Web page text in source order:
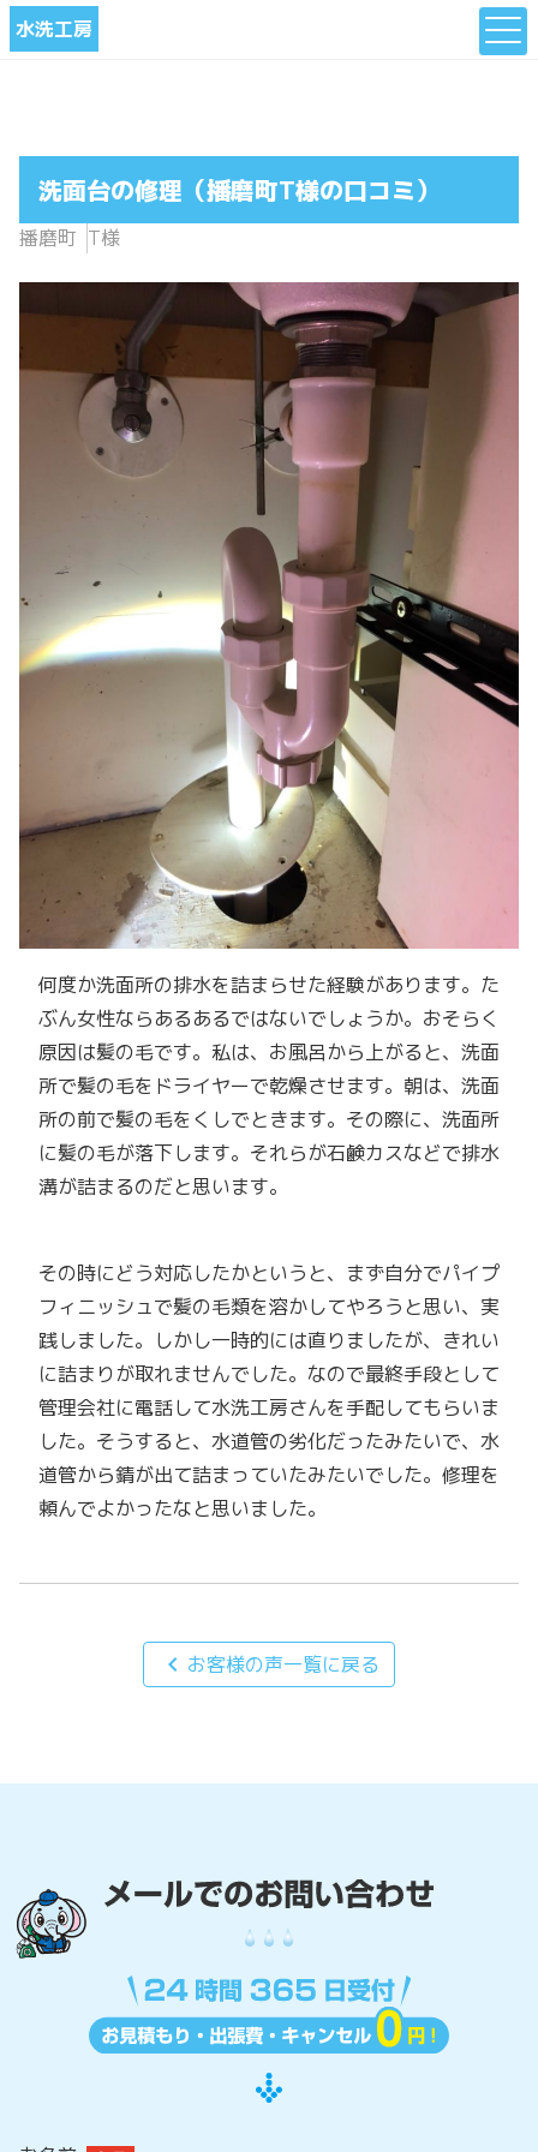
水洗工房
洗面台の修理（播磨町T様の口コミ）
播磨町 T様
何度か洗面所の排水を詰まらせた経験があります。た
ぶん女性ならあるあるではないでしょうか。おそらく
原因は髪の毛です。私は、お風呂から上がると、洗面
所で髪の毛をドライヤーで乾燥させます。朝は、洗面
所の前で髪の毛をくしでときます。その際に、洗面所
に髪の毛が落下します。それらが石鹸カスなどで排水
溝が詰まるのだと思います。
その時にどう対応したかというと、まず自分でパイプ
フィニッシュで髪の毛類を溶かしてやろうと思い、実
践しました。しかし一時的には直りましたが、きれい
に詰まりが取れませんでした。なので最終手段として
管理会社に電話して水洗工房さんを手配してもらいま
した。そうすると、水道管の劣化だったみたいで、水
道管から錆が出て詰まっていたみたいでした。修理を
頼んでよかったなと思いました。
chevron_left お客様の声一覧に戻る